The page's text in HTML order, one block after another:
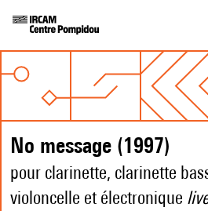
No message (1997)
pour clarinette, clarinette
violoncelle et électronique